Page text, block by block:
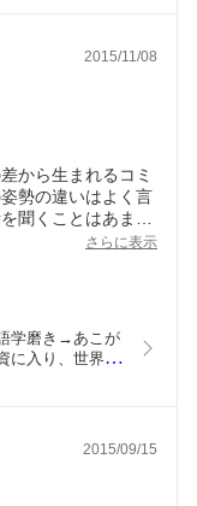
2015/11/08
から生まれるコミ
勢の違いはよく言
聞くことはあまり
にとって、成功例
以上の経験をこの
ォーマンスを高く
人生に活かしてい
さらに表示
学磨き→あこが
に入り、世界で
2015/09/15